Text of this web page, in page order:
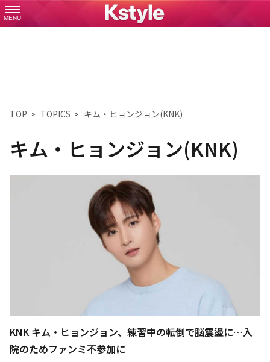
MENU
TOP TOPICS キム・ヒョンジョン(KNK)
キム・ヒョンジョン(KNK)
KNK キム・ヒョンジョン、練習中の転倒で脳震盪に…入
院のためファンミ不参加に